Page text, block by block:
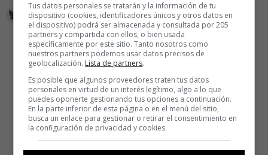
Tus datos personales se tratarán y la información de tu
dispositivo (cookies, identificadores únicos y otros datos en
el dispositivo) podrá ser almacenada y consultada por 205
partners y compartida con ellos, o bien usada
específicamente por este sitio. Tanto nosotros como
nuestros partners podemos usar datos precisos de
geolocalización. Lista de partners.
Es posible que algunos proveedores traten tus datos
personales en virtud de un interés legítimo, algo a lo que
puedes oponerte gestionando tus opciones a continuación.
En la parte inferior de esta página o en el menú del sitio,
busca un enlace para gestionar o retirar el consentimiento en
la configuración de privacidad y cookies.